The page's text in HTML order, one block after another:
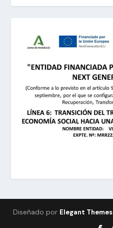
Diseñado por Elegant Themes